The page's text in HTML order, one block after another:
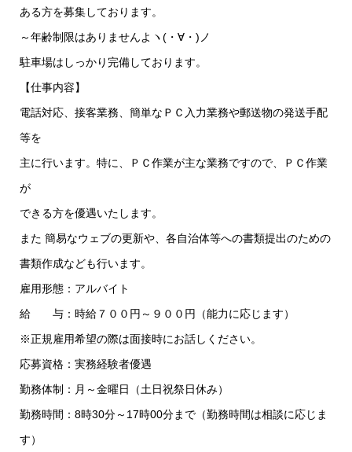
ある方を募集しております。
～年齢制限はありませんよヽ(・∀・)ノ
駐車場はしっかり完備しております。
【仕事内容】
電話対応、接客業務、簡単なＰＣ入力業務や郵送物の発送手配
等を
主に行います。特に、ＰＣ作業が主な業務ですので、ＰＣ作業
が
できる方を優遇いたします。
また 簡易なウェブの更新や、各自治体等への書類提出のための
書類作成なども行います。
雇用形態：アルバイト
給 与：時給７００円～９００円（能力に応じます）
※正規雇用希望の際は面接時にお話しください。
応募資格：実務経験者優遇
勤務体制：月～金曜日（土日祝祭日休み）
勤務時間：8時30分～17時00分まで（勤務時間は相談に応じま
す）